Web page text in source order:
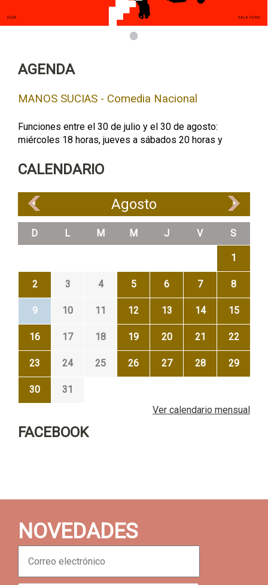
AGENDA
MANOS SUCIAS - Comedia Nacional
Funciones entre el 30 de julio y el 30 de agosto:
miércoles 18 horas, jueves a sábados 20 horas y
CALENDARIO
Agosto
« »
D L M M J V S
1
2 3 4 5 6 7 8
9 10 11 12 13 14 15
16 17 18 19 20 21 22
23 24 25 26 27 28 29
30
31
Ver calendario mensual
FACEBOOK
NOVEDADES
r